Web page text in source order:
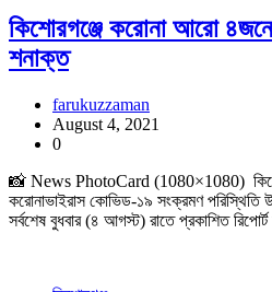
কিশোরগঞ্জে করোনা আরো
শনাক্ত
farukuzzaman
August 4, 2021
0
📸 News PhotoCard (1080×1080)
করোনাভাইরাস কোভিড-১৯ সংক্রমণ
সর্বশেষ বুধবার (৪ আগস্ট) রাতে প্রকাশিত